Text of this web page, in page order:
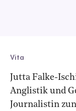
Vita
Jutta Falke-
Anglistik und
Journalistin